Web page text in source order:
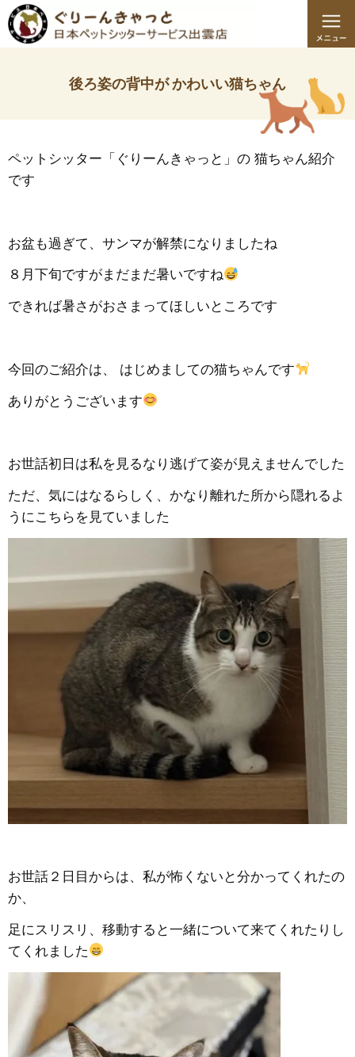
後ろ姿の背中が かわいい猫ちゃん
ペットシッター「ぐりーんきゃっと」の 猫ちゃん紹介
です
お盆も過ぎて、サンマが解禁になりましたね
８月下旬ですがまだまだ暑いですね
できれば暑さがおさまってほしいところです
今回のご紹介は、 はじめましての猫ちゃんです
ありがとうございます
お世話初日は私を見るなり逃げて姿が見えませんでした
ただ、気にはなるらしく、かなり離れた所から隠れるよ
うにこちらを見ていました
お世話２日目からは、私が怖くないと分かってくれたの
か、
足にスリスリ、移動すると一緒について来てくれたりし
てくれました